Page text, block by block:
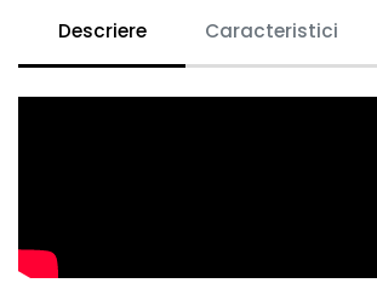
Descriere Caracteristici